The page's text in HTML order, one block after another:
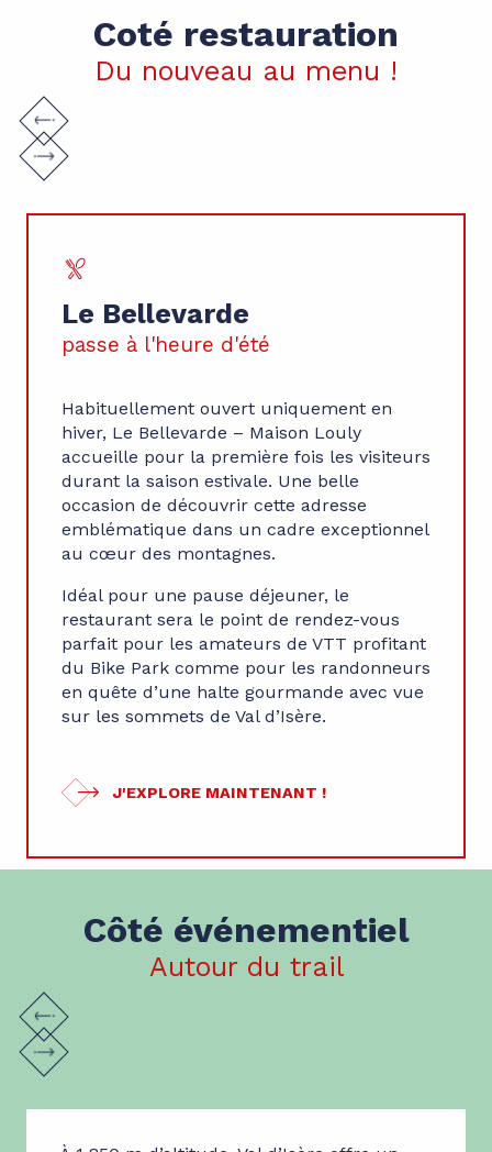
Côté sport
4 Côté animation
Coté restauration
Du nouveau au menu !
Le Bellevarde
passe à l'heure d'été
Habituellement ouvert uniquement en
hiver, Le Bellevarde – Maison Louly
accueille pour la première fois les visiteurs
durant la saison estivale. Une belle
occasion de découvrir cette adresse
emblématique dans un cadre exceptionnel
au cœur des montagnes.
Idéal pour une pause déjeuner, le
restaurant sera le point de rendez-vous
parfait pour les amateurs de VTT profitant
du Bike Park comme pour les randonneurs
en quête d’une halte gourmande avec vue
sur les sommets de Val d’Isère.
J'EXPLORE MAINTENANT !
Côté événementiel
Autour du trail